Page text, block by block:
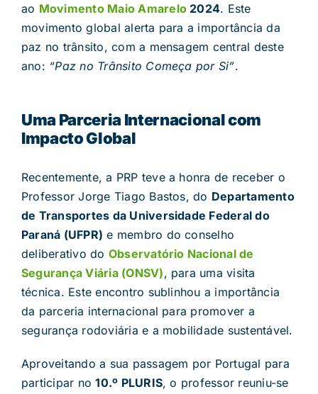
ao Movimento Maio Amarelo 2024. Este
movimento global alerta para a importância da
paz no trânsito, com a mensagem central deste
ano: “Paz no Trânsito Começa por Si”.
Uma Parceria Internacional com
Impacto Global
Recentemente, a PRP teve a honra de receber o
Professor Jorge Tiago Bastos, do Departamento
de Transportes da Universidade Federal do
Paraná (UFPR) e membro do conselho
deliberativo do Observatório Nacional de
Segurança Viária (ONSV), para uma visita
técnica. Este encontro sublinhou a importância
da parceria internacional para promover a
segurança rodoviária e a mobilidade sustentável.
Aproveitando a sua passagem por Portugal para
participar no10.º PLURIS, o professor reuniu-se